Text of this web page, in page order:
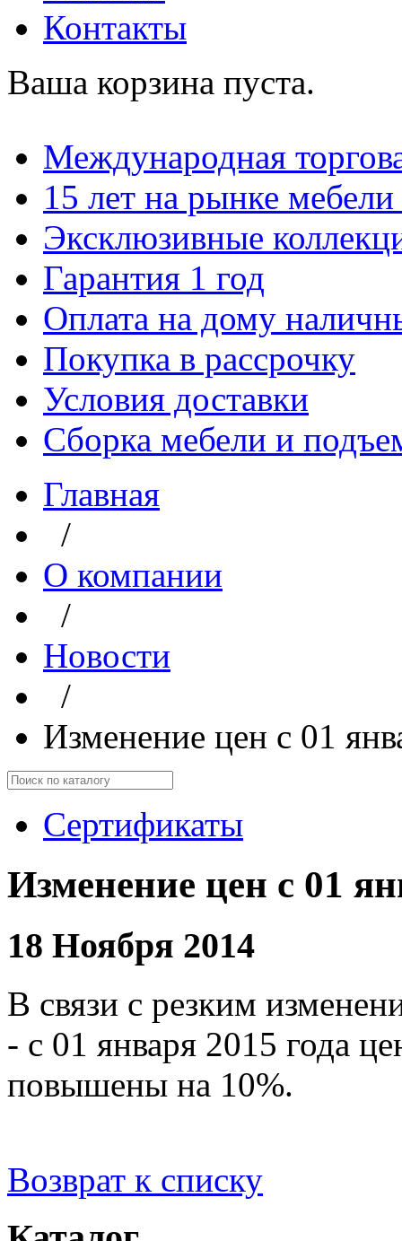
Контакты
Ваша корзина пуста.
Международная
15 лет на рынке
Эксклюзивные
Гарантия 1 год
Оплата на дому
Покупка в рассрочку
Условия доставки
Сборка мебели и
Главная
/
О компании
/
Новости
/
Изменение цен с 01
Сертификаты
Изменение цен с 01
18 Ноября 2014
В связи с резким
- с 01 января 2015 года
повышены на 10%.
Возврат к списку